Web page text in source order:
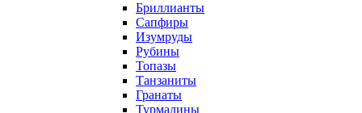
Бриллианты
Сапфиры
Изумруды
Рубины
Топазы
Танзаниты
Гранаты
Турмалины